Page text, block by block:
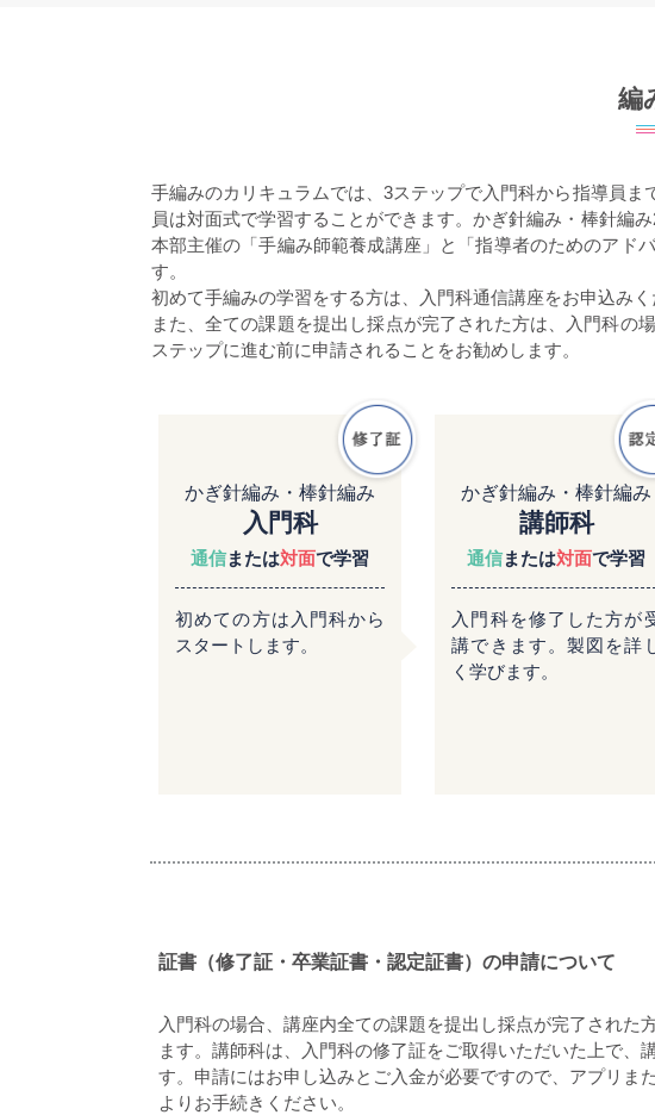
編
手編みのカリキュラムでは、3ステップで入門科から指導員
員は対面式で学習することができます。かぎ針編み・棒針編
本部主催の「手編み師範養成講座」と「指導者のためのアド
す。
初めて手編みの学習をする方は、入門科通信講座をお申込み
また、全ての課題を提出し採点が完了された方は、入門科
ステップに進む前に申請されることをお勧めします。
かぎ針編み・棒針編み
入門科
通信または対面で学習
初めての方は入門科から
スタートします。
かぎ針編み・棒針編み
講師科
通信または対面で学習
入門科を修了した方が
講できます。製図を詳
く学びます。
証書（修了証・卒業証書・認定証書）の申請について
入門科の場合、講座内全ての課題を提出し採点が完了された
ます。講師科は、入門科の修了証をご取得いただいた上で、
す。申請にはお申し込みとご入金が必要ですので、アプリま
よりお手続きください。